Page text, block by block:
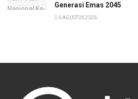
Generasi Emas 2045
6 AGUSTUS 2026